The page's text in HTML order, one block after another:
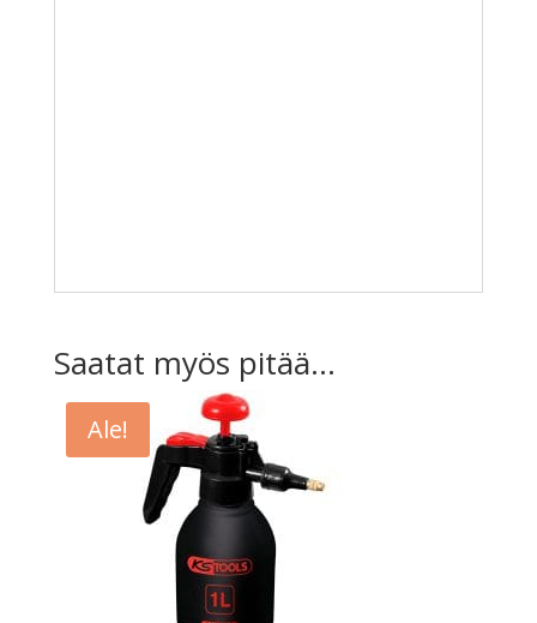
Saatat myös pitää...
Ale!